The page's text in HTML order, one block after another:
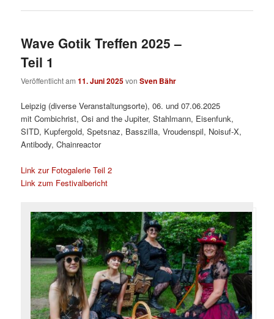
Wave Gotik Treffen 2025 –
Teil 1
Veröffentlicht am11. Juni 2025vonSven Bähr
Leipzig (diverse Veranstaltungsorte), 06. und 07.06.2025
mit Combichrist, Osi and the Jupiter, Stahlmann, Eisenfunk,
SITD, Kupfergold, Spetsnaz, Basszilla, Vroudenspil, Noisuf-X,
Antibody, Chainreactor
Link zur Fotogalerie Teil 2
Link zum Festivalbericht